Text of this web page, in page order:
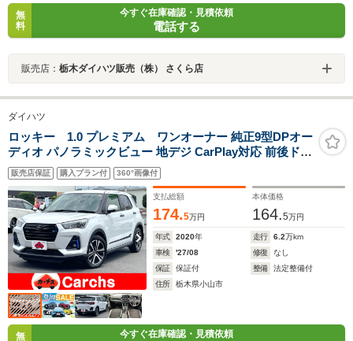
無
料
今すぐ在庫確認・見積依頼
電話する
販売店： 栃木ダイハツ販売（株） さくら店
ダイハツ
ロッキー 1.0 プレミアム ワンオーナー 純正9型DPオー
ディオ パノラミックビュー 地デジ CarPlay対応 前後ドラ
レコ KYBショックアブソーバー クスコタワーバー スマ
ートアシスト スマートキー LEDヘッドライト ビートソニ
ックTOON X
販売店保証 購入プラン付 360°画像付
支払総額
174.5万円
本体価格
164.5万円
年式 2020年 走行 6.2万km
車検
'27/08 修復
なし
保証
保証付 整備
法定整備付
住所
栃木県小山市
無 今すぐ在庫確認・見積依頼